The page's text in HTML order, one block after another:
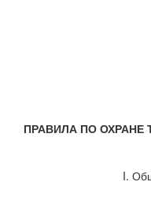
ПРАВИЛА ПО ОХРАНЕ
I.